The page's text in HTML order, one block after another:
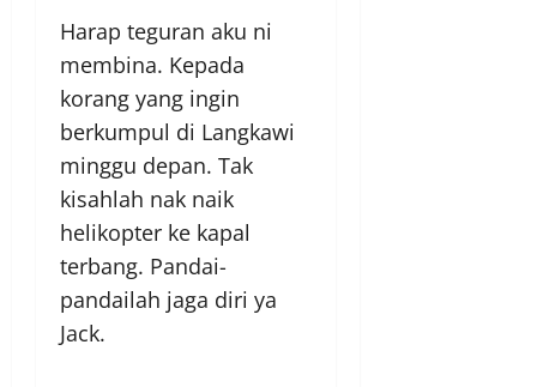
Harap teguran aku ni
membina. Kepada
korang yang ingin
berkumpul di Langkawi
minggu depan. Tak
kisahlah nak naik
helikopter ke kapal
terbang. Pandai-
pandailah jaga diri ya
Jack.